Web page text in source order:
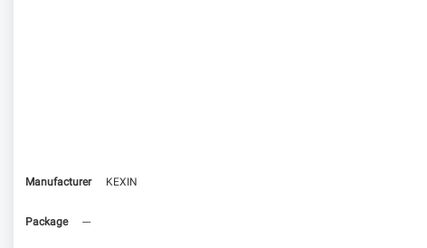
Manufacturer
KEXIN
Package ---